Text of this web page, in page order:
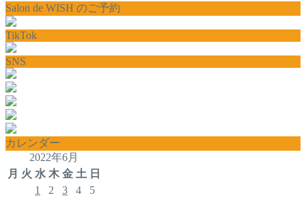
Salon de WISH のご予約
TikTok
SNS
カレンダー
2022年6月
月 火 水 木 金 土 日
1
2 3 4
5